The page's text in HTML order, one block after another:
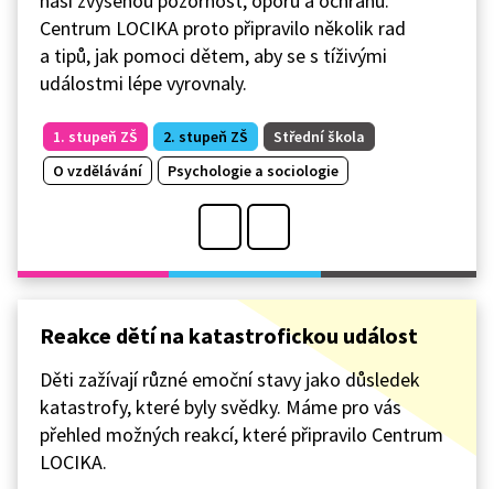
Centrum LOCIKA proto připravilo několik rad
a tipů, jak pomoci dětem, aby se s tíživými
událostmi lépe vyrovnaly.
1. stupeň ZŠ 2. stupeň ZŠ
Střední škola
O vzdělávání
Psychologie a sociologie
Reakce dětí na katastrofickou událost
Děti zažívají různé emoční stavy jako důsledek
katastrofy, které byly svědky. Máme pro vás
přehled možných reakcí, které připravilo Centrum
LOCIKA.